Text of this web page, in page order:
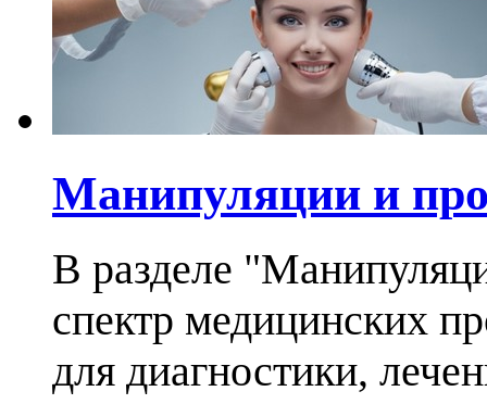
Манипуляции и
В разделе
спектр медицинских
для диагностики,